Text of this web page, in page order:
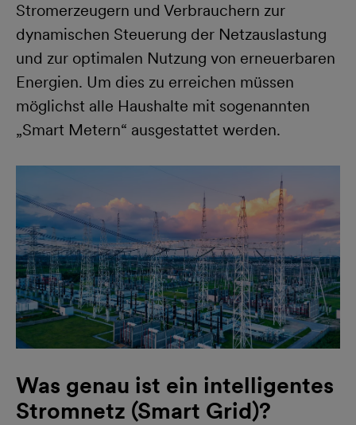
Stromerzeugern und Verbrauchern zur
dynamischen Steuerung der Netzauslastung
und zur optimalen Nutzung von erneuerbaren
Energien. Um dies zu erreichen müssen
möglichst alle Haushalte mit sogenannten
„Smart Metern“ ausgestattet werden.
Was genau ist ein intelligentes
Stromnetz (Smart Grid)?